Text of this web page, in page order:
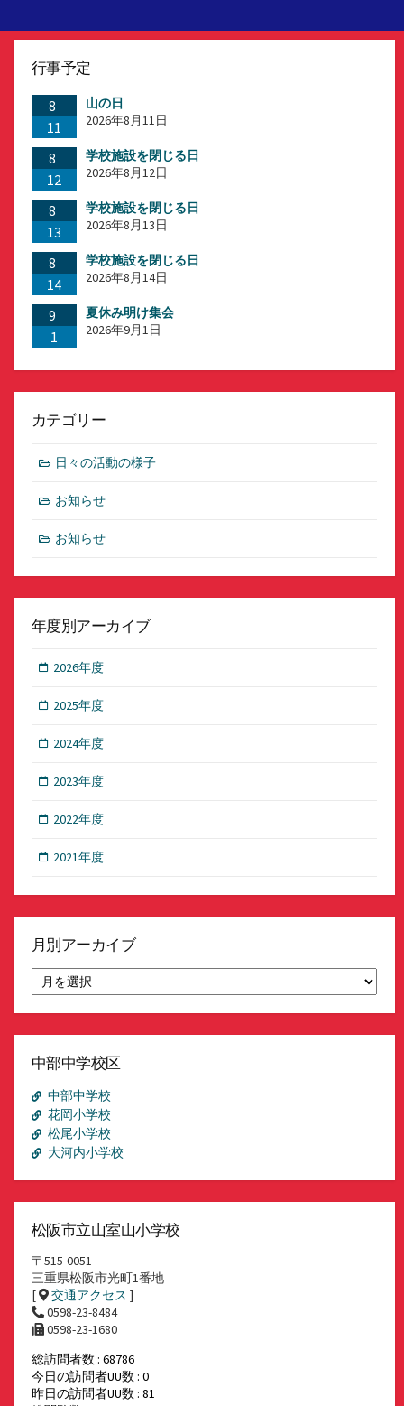
行事予定
8
11
山の日
2026年8月11日
8
12
学校施設を閉じる日
2026年8月12日
8
13
学校施設を閉じる日
2026年8月13日
8
14
学校施設を閉じる日
2026年8月14日
9
1
夏休み明け集会
2026年9月1日
カテゴリー
日々の活動の様子
お知らせ
お知らせ
年度別アーカイブ
2026年度
2025年度
2024年度
2023年度
2022年度
2021年度
月別アーカイブ
別
ア
イ
中部中学校区
中部中学校
花岡小学校
松尾小学校
大河内小学校
松阪市立山室山小学校
〒515-0051
三重県松阪市光町1番地
[
交通アクセス ]
0598-23-8484
0598-23-1680
総訪問者数 : 68786
今日の訪問者UU数 : 0
昨日の訪問者UU数 : 81